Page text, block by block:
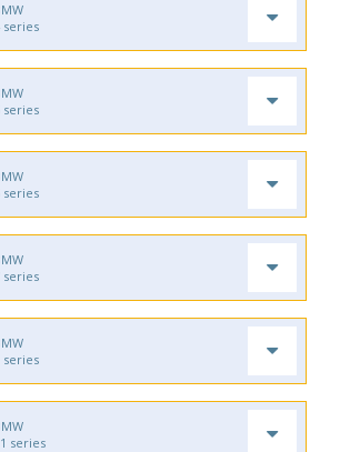
series
series
series
series
series
series